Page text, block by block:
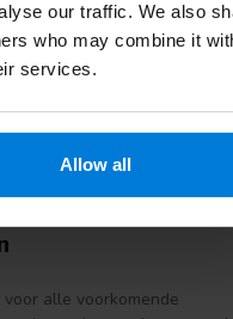
our traffic. We also
who may combine it
services.
Allow all
alle voorkomende
en het aanbrengen ...
alle voorkomende